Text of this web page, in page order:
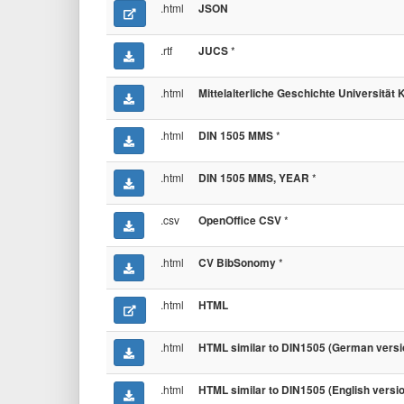
.html JSON
.rtf JUCS*
.html Mittelalterliche Geschichte Universität
.html DIN 1505 MMS*
.html DIN 1505 MMS, YEAR *
.csv OpenOffice CSV*
.html CV BibSonomy*
.html HTML
.html HTML similar to DIN1505 (German
.html HTML similar to DIN1505 (English